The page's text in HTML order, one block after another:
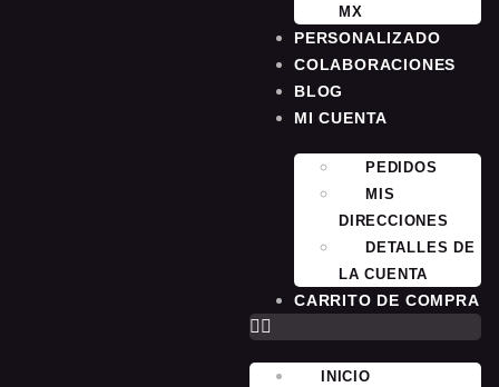
MX
PERSONALIZADO
COLABORACIONES
BLOG
MI CUENTA
PEDIDOS
MIS
DIRECCIONES
DETALLES DE
LA CUENTA
CARRITO DE COMPRA
INICIO